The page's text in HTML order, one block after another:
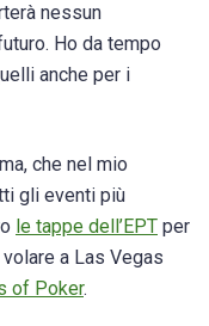
nessun
Ho da tempo
anche per i
che nel mio
gli eventi più
le tappe dell’EPT per
a Las Vegas
of Poker.